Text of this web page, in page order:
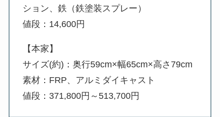
ション、鉄（鉄塗装スプレー）
値段：14,600円
【本家】
サイズ(約)：奥行59cm×幅65cm×高さ79cm
素材：FRP、アルミダイキャスト
値段：371,800円～513,700円